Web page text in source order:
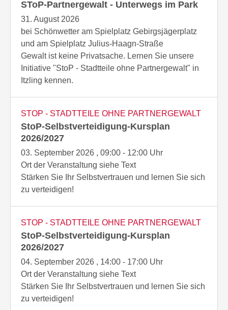
STOP geht es um Gewaltfreiheit und
Gleichberechtigung in Ehe und Partnerschaft und in
der Gesellschaft.
Werden Sie aktiv, stärken Sie Ihren Mut und
machen bei StoP mit!
zusammentun und überlegen, wie Sie helfen
Betretungs- und
Annäherungsverbot verhängen.
SToP-Partnergewalt - Unterwegs im Park
31. August 2026
bei Schönwetter am Spielplatz Gebirgsjägerplatz
und am Spielplatz Julius-Haagn-Straße
Gewalt ist keine Privatsache. Lernen Sie unsere
Initiative "StoP - Stadtteile ohne Partnergewalt" in
Itzling kennen.
STOP - STADTTEILE OHNE PARTNERGEWALT
StoP-Selbstverteidigung-Kursplan
2026/2027
03. September 2026 , 09:00 - 12:00 Uhr
Ort der Veranstaltung siehe Text
Stärken Sie Ihr Selbstvertrauen und lernen Sie sich
zu verteidigen!
STOP - STADTTEILE OHNE PARTNERGEWALT
StoP-Selbstverteidigung-Kursplan
2026/2027
04. September 2026 , 14:00 - 17:00 Uhr
Ort der Veranstaltung siehe Text
Stärken Sie Ihr Selbstvertrauen und lernen Sie sich
zu verteidigen!